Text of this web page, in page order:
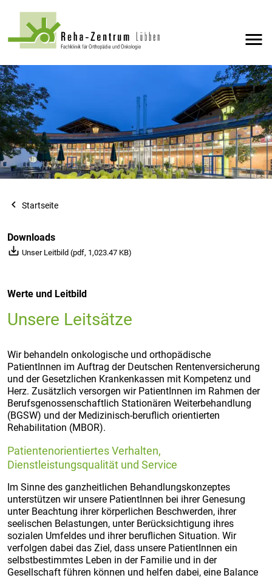
menu
navigate_before Startseite
Downloads
save_alt Unser Leitbild (pdf, 1,023.47 KB)
Werte und Leitbild
Unsere Leitsätze
Wir behandeln onkologische und orthopädische
PatientInnen im Auftrag der Deutschen Rentenversicherung
und der Gesetzlichen Krankenkassen mit Kompetenz und
Herz. Zusätzlich versorgen wir PatientInnen im Rahmen der
Berufsgenossenschaftlich Stationären Weiterbehandlung
(BGSW) und der Medizinisch-beruflich orientierten
Rehabilitation (MBOR).
Patientenorientiertes Verhalten,
Dienstleistungsqualität und Service
Im Sinne des ganzheitlichen Behandlungskonzeptes
unterstützen wir unsere PatientInnen bei ihrer Genesung
unter Beachtung ihrer körperlichen Beschwerden, ihrer
seelischen Belastungen, unter Berücksichtigung ihres
sozialen Umfeldes und ihrer beruflichen Situation. Wir
verfolgen dabei das Ziel, dass unsere PatientInnen ein
selbstbestimmtes Leben in der Familie und in der
Gesellschaft führen können und helfen dabei, eine Balance